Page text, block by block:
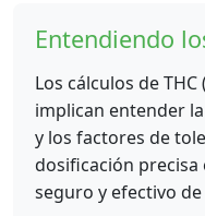
Entendiendo
Los cálculos de
implican entender
y los factores de
dosificación precisa
seguro y efectivo